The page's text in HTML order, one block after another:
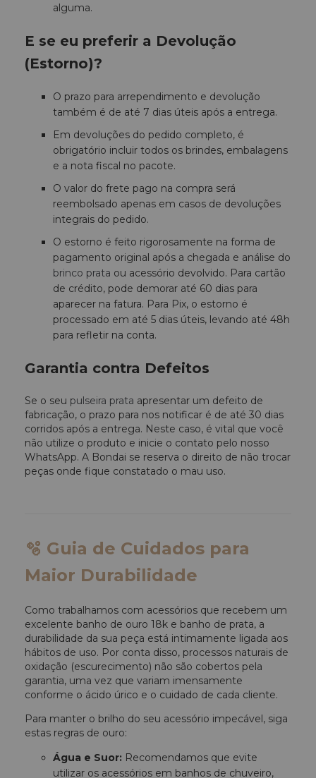
alguma.
E se eu preferir a Devolução
(Estorno)?
O prazo para arrependimento e devolução
também é de até 7 dias úteis após a entrega.
Em devoluções do pedido completo, é
obrigatório incluir todos os brindes, embalagens
e a nota fiscal no pacote.
O valor do frete pago na compra será
reembolsado apenas em casos de devoluções
integrais do pedido.
O estorno é feito rigorosamente na forma de
pagamento original após a chegada e análise do
brinco prata ou acessório devolvido. Para cartão
de crédito, pode demorar até 60 dias para
aparecer na fatura. Para Pix, o estorno é
processado em até 5 dias úteis, levando até 48h
para refletir na conta.
Garantia contra Defeitos
Se o seu pulseira prata apresentar um defeito de
fabricação, o prazo para nos notificar é de até 30 dias
corridos após a entrega. Neste caso, é vital que você
não utilize o produto e inicie o contato pelo nosso
WhatsApp. A Bondai se reserva o direito de não trocar
peças onde fique constatado o mau uso.
🫧 Guia de Cuidados para
Maior Durabilidade
Como trabalhamos com acessórios que recebem um
excelente banho de ouro 18k e banho de prata, a
durabilidade da sua peça está intimamente ligada aos
hábitos de uso. Por conta disso, processos naturais de
oxidação (escurecimento) não são cobertos pela
garantia, uma vez que variam imensamente
conforme o ácido úrico e o cuidado de cada cliente.
Para manter o brilho do seu acessório impecável, siga
estas regras de ouro:
Água e Suor: Recomendamos que evite
utilizar os acessórios em banhos de chuveiro,